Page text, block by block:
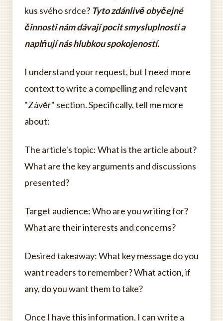
kus svého srdce? Tyto zdánlivě obyčejné
činnosti nám dávají pocit smysluplnosti a
naplňují nás hlubkou spokojeností.
I understand your request, but I need more
context to write a compelling and relevant
"Závěr" section. Specifically, tell me more
about:
The article's topic: What is the article about?
What are the key arguments and discussions
presented?
Target audience: Who are you writing for?
What are their interests and concerns?
Desired takeaway: What key message do you
want readers to remember? What action, if
any, do you want them to take?
Once I have this information, I can write a